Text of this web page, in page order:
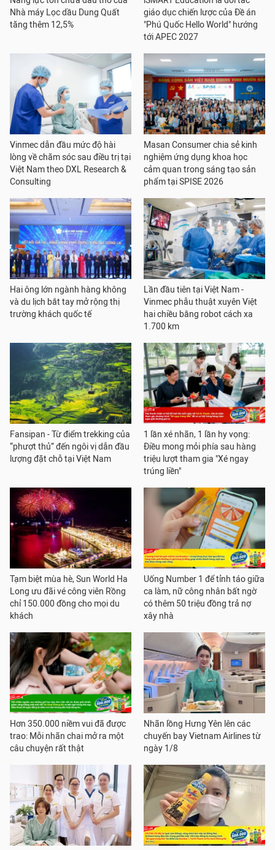
Nhà máy Lọc dầu Dung Quất
tăng thêm 12,5%
giáo dục chiến lược của Đề án
"Phú Quốc Hello World" hướng
tới APEC 2027
Vinmec dẫn đầu mức độ hài
lòng về chăm sóc sau điều trị tại
Việt Nam theo DXL Research &
Consulting
Masan Consumer chia sẻ kinh
nghiệm ứng dụng khoa học
cảm quan trong sáng tạo sản
phẩm tại SPISE 2026
Hai ông lớn ngành hàng không
và du lịch bắt tay mở rộng thị
trường khách quốc tế
Lần đầu tiên tại Việt Nam -
Vinmec phẫu thuật xuyên Việt
hai chiều bằng robot cách xa
1.700 km
Fansipan - Từ điểm trekking của
“phượt thủ” đến ngôi vị dẫn đầu
lượng đặt chỗ tại Việt Nam
1 lần xé nhãn, 1 lần hy vọng:
Điều mong mỏi phía sau hàng
triệu lượt tham gia "Xé ngay
trúng liền"
Tạm biệt mùa hè, Sun World Ha
Long ưu đãi vé công viên Rồng
chỉ 150.000 đồng cho mọi du
khách
Uống Number 1 để tỉnh táo giữa
ca làm, nữ công nhân bất ngờ
có thêm 50 triệu đồng trả nợ
xây nhà
Hơn 350.000 niềm vui đã được
trao: Mỗi nhãn chai mở ra một
câu chuyện rất thật
Nhãn lồng Hưng Yên lên các
chuyến bay Vietnam Airlines từ
ngày 1/8